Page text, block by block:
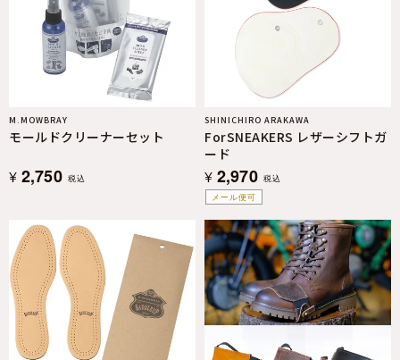
M.MOWBRAY
モールドクリーナーセット
¥ 2,750 税込
メール便可
SHINICHIRO ARAKAWA
ForSNEAKERS レザーシフトガ
ード
¥ 2,970 税込